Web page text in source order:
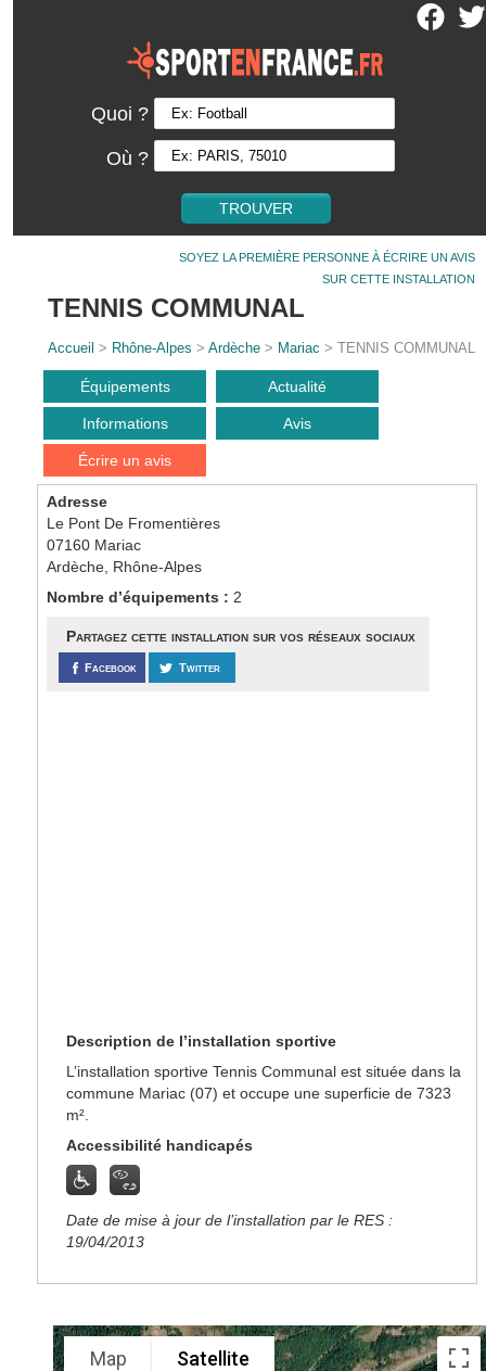
Quoi ?
Où ?
SOYEZ LA PREMIÈRE PERSONNE À ÉCRIRE UN AVIS
SUR CETTE INSTALLATION
TENNIS COMMUNAL
Accueil > Rhône-Alpes >Ardèche > Mariac > TENNIS COMMUNAL
Équipements Actualité
Informations Avis
Écrire un avis
Adresse
Le Pont De Fromentières
07160 Mariac
Ardèche, Rhône-Alpes
Nombre d’équipements : 2
Partagez cette installation sur vos réseaux sociaux
Facebook Twitter
Description de l’installation sportive
L’installation sportive Tennis Communal est située dans la
commune Mariac (07) et occupe une superficie de 7323
m².
Accessibilité handicapés
Date de mise à jour de l’installation par le RES :
19/04/2013
Map Satellite